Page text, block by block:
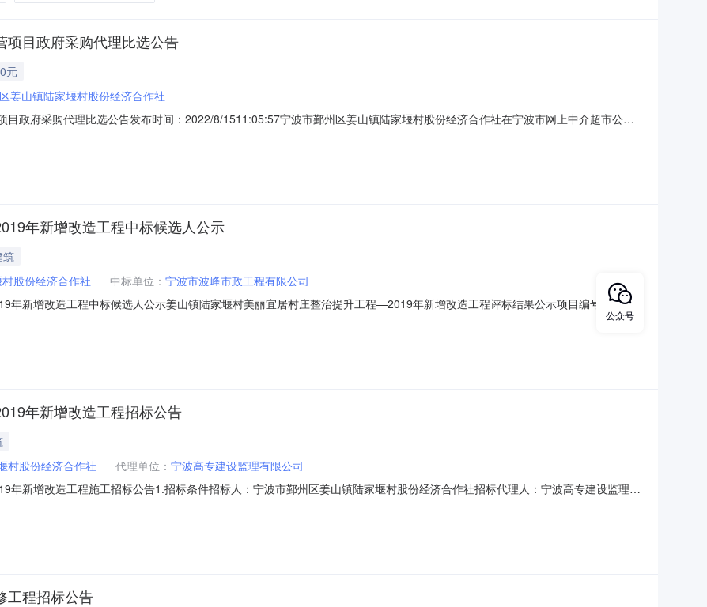
项目政府采购代理比选公告
元
姜山镇陆家堰村股份经济合作社
政府采购代理比选公告发布时间：2022/8/1511:05:57宁波市鄞州区姜山镇陆家堰村股份经济合作社在宁波市网上中介超市公开
陆家堰项目基本情况：姜山镇陆家堰区域性居家养老服务中心委托运营项目总预算：30.00万元服务内容：为姜山镇陆家堰区域
年新增改造工程中标候选人公示
筑
股份经济合作社 中标单位： 宁波市波峰市政工程有限公司
年新增改造工程中标候选人公示姜山镇陆家堰村美丽宜居村庄整治提升工程—2019年新增改造工程评标结果公示项目编号：JS-
村庄整治提升工程—2019年新增改造工程招标人：宁波市鄞州区姜山镇陆家堰村股份经济合作社招标代理人：宁波高专建设监理
年8月28日至2019年9月3日第一预中标单位：宁波市波峰市政工程有限公司项目经理：汪远江中标价：4491366元预中标工
年新增改造工程招标公告
村股份经济合作社 代理单位： 宁波高专建设监理有限公司
新增改造工程施工招标公告1.招标条件招标人：宁波市鄞州区姜山镇陆家堰村股份经济合作社招标代理人：宁波高专建设监理有
镇陆家堰村规模：老年活动中心，上郁休息凉亭改建，许家桥沥青道路，零星改造修补，微田园绿化整治，人文驿站历史院落配
工程招标公告
公众号